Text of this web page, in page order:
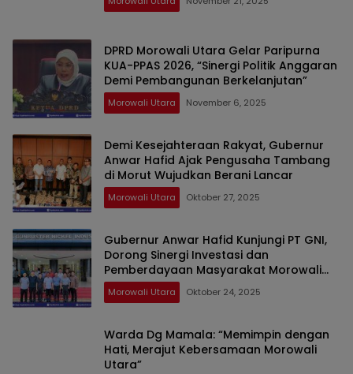
DPRD Morowali Utara Gelar Paripurna
KUA-PPAS 2026, “Sinergi Politik Anggaran
Demi Pembangunan Berkelanjutan”
Morowali Utara November 6, 2025
Demi Kesejahteraan Rakyat, Gubernur
Anwar Hafid Ajak Pengusaha Tambang
di Morut Wujudkan Berani Lancar
Morowali Utara Oktober 27, 2025
Gubernur Anwar Hafid Kunjungi PT GNI,
Dorong Sinergi Investasi dan
Pemberdayaan Masyarakat Morowali
Utara
Morowali Utara Oktober 24, 2025
Warda Dg Mamala: “Memimpin dengan
Hati, Merajut Kebersamaan Morowali
Utara”